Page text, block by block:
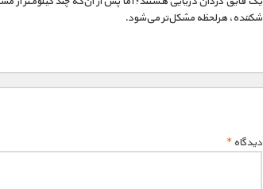
شکننده، هرلحظه مشکل‌تر می‌شود.
دیدگاه*